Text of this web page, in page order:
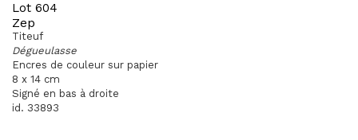
Lot 604
Zep
Titeuf
Dégueulasse
Encres de couleur sur papier
8 x 14 cm
Signé en bas à droite
id. 33893